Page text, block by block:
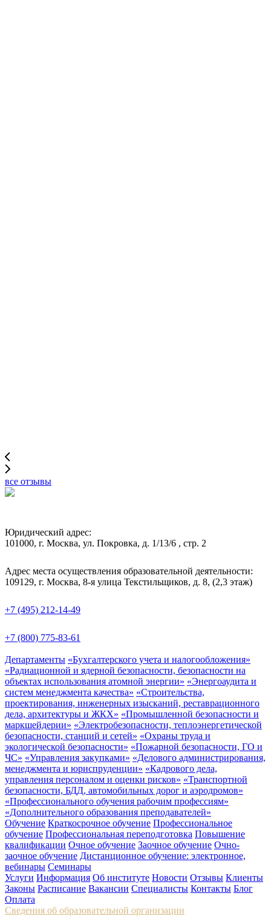
все отзывы
Юридический адрес:
101000, г. Москва, ул. Покровка, д. 1/13/6 , стр. 2
Адрес места осуществления образовательной деятельности:
109129, г. Москва, 8-я улица Текстильщиков, д. 8, (2,3 этаж)
+7 (495) 212-14-49
+7 (800) 775-83-61
Департаменты «Бухгалтерского учета и налогообложения»
«Радиационной и ядерной безопасности, безопасности на
объектах использования атомной энергии» «Энергоаудита и
систем менеджмента качества» «Строительства,
проектирования, инженерных изысканий, реставрационного
дела, архитектуры и ЖКХ» «Промышленной безопасности и
маркшейдерии» «Электробезопасности, теплоэнергетической
безопасности, станций и сетей» «Охраны труда и
экологической безопасности» «Пожарной безопасности, ГО и
ЧС» «Управления закупками» «Делового администрирования,
менеджмента и юриспруденции» «Кадрового дела,
управления персоналом и оценки рисков» «Транспортной
безопасности, БДД, автомобильных дорог и аэродромов»
«Профессионального обучения рабочим профессиям»
«Дополнительного образования преподавателей»
Обучение Краткосрочное обучение Профессиональное
обучение Профессиональная переподготовка Повышение
квалификации Очное обучение Заочное обучение Очно-
заочное обучение Дистанционное обучение: электронное,
вебинары Семинары
Услуги Информация Об институте Новости Отзывы Клиенты
Законы Расписание Вакансии Специалисты Контакты Блог
Оплата
Сведения об образовательной организации